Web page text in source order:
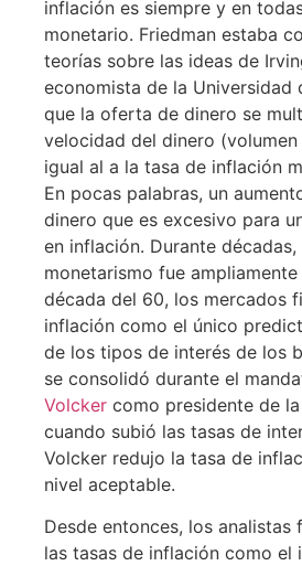
inflación es siempre y en
monetario. Friedman estaba
teorías sobre las ideas de
economista de la Universidad
que la oferta de dinero se
velocidad del dinero
igual al a la tasa de inflación
En pocas palabras, un
dinero que es excesivo para
en inflación. Durante
monetarismo fue
década del 60, los mercados
inflación como el único
de los tipos de interés de los
se consolidó durante el
Volcker como presidente de
cuando subió las tasas de
Volcker redujo la tasa de
nivel aceptable.
Desde entonces, los analistas
las tasas de inflación como el